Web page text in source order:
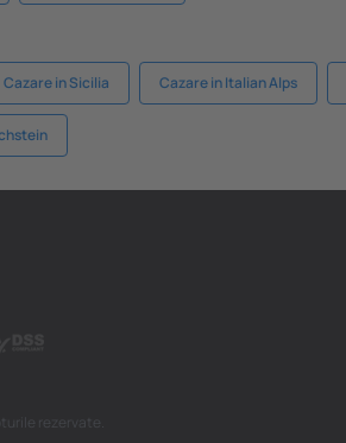
Cazare in Sicilia Cazare in Italian Alps
rezervate.